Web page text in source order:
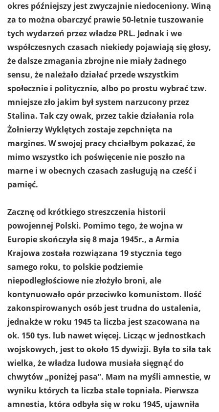
okres późniejszy jest zwyczajnie niedoceniony. Winą
za to można obarczyć prawie 50-letnie tuszowanie
tych wydarzeń przez władze PRL. Jednak i we
współczesnych czasach niekiedy pojawiają się głosy,
że dalsze zmagania zbrojne nie miały żadnego
sensu, że należało działać przede wszystkim
społecznie i politycznie, albo po prostu wybrać tzw.
mniejsze zło jakim był system narzucony przez
Stalina. Tak czy owak, przez takie działania rola
Żołnierzy Wyklętych zostaje zepchnięta na
margines. W swojej pracy chciałbym pokazać, że
mimo wszystko ich poświęcenie nie poszło na
marne i w obecnych czasach zasługują na cześć i
pamięć.
Zacznę od krótkiego streszczenia historii
powojennej Polski. Pomimo tego, że wojna w
Europie skończyła się 8 maja 1945r., a Armia
Krajowa została rozwiązana 19 stycznia tego
samego roku, to polskie podziemie
niepodległościowe nie złożyło broni, ale
kontynuowało opór przeciwko komunistom. Ilość
zakonspirowanych osób jest trudna do ustalenia,
jednakże w roku 1945 ta liczba jest szacowana na
ok. 150 tys. lub nawet więcej. Licząc w jednostkach
wojskowych, jest to około 15 dywizji. Była to siła tak
wielka, że władza ludowa musiała sięgnąć do
chwytów „poniżej pasa”. Mam na myśli amnestie, w
wyniku których ta liczba stale topniała. Pierwsza
amnestia, która odbyła się w roku 1945, ujawniła